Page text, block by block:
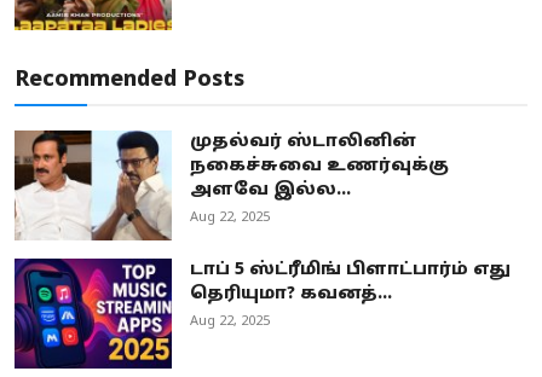
Recommended Posts
முதல்வர் ஸ்டாலினின்
நகைச்சுவை உணர்வுக்கு
அளவே இல்ல...
Aug 22, 2025
டாப் 5 ஸ்ட்ரீமிங் பிளாட்பார்ம் எது
தெரியுமா? கவனத்...
Aug 22, 2025